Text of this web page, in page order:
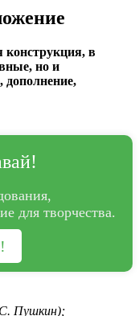
конструкция, в
но и
дополнение,
для творчества.
Пушкин);